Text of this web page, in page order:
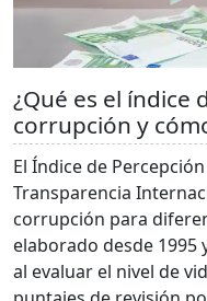
¿Qué es el índice
corrupción y
El Índice de
Transparencia
corrupción para
elaborado desde 1995
al evaluar el nivel de